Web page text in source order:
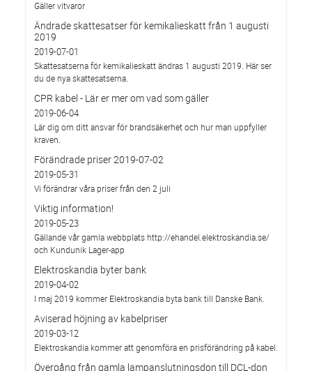
Gäller vitvaror
Ändrade skattesatser för kemikalieskatt från 1 augusti
2019
2019-07-01
Skattesatserna för kemikalieskatt ändras 1 augusti 2019. Här ser
du de nya skattesatserna.
CPR kabel - Lär er mer om vad som gäller
2019-06-04
Lär dig om ditt ansvar för brandsäkerhet och hur man uppfyller
kraven.
Förändrade priser 2019-07-02
2019-05-31
Vi förändrar våra priser från den 2 juli
Viktig information!
2019-05-23
Gällande vår gamla webbplats http://ehandel.elektroskandia.se/
och Kundunik Lager-app
Elektroskandia byter bank
2019-04-02
I maj 2019 kommer Elektroskandia byta bank till Danske Bank.
Aviserad höjning av kabelpriser
2019-03-12
Elektroskandia kommer att genomföra en prisförändring på kabel.
Övergång från gamla lampanslutningsdon till DCL-don